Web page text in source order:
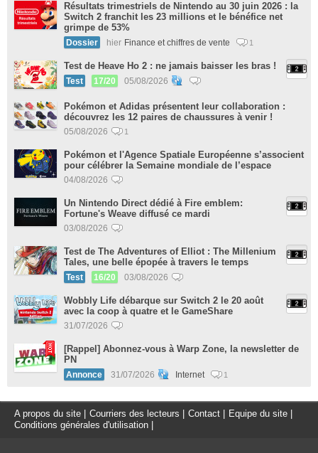
Résultats trimestriels de Nintendo au 30 juin 2026 : la
Switch 2 franchit les 23 millions et le bénéfice net
grimpe de 53%
Dossier hier Finance et chiffres de vente 1
Test de Heave Ho 2 : ne jamais baisser les bras !
Test 17/20 05/08/2026
Pokémon et Adidas présentent leur collaboration :
découvrez les 12 paires de chaussures à venir !
05/08/2026 1
Pokémon et l'Agence Spatiale Européenne s’associent
pour célébrer la Semaine mondiale de l’espace
04/08/2026
Un Nintendo Direct dédié à Fire emblem:
Fortune's Weave diffusé ce mardi
03/08/2026
Test de The Adventures of Elliot : The Millenium
Tales, une belle épopée à travers le temps
Test 16/20 03/08/2026
Wobbly Life débarque sur Switch 2 le 20 août
avec la coop à quatre et le GameShare
31/07/2026
[Rappel] Abonnez-vous à Warp Zone, la newsletter de
PN
Annonce 31/07/2026 Internet 1
A propos du site Courriers des lecteurs Contact Equipe du site
Conditions générales d'utilisation